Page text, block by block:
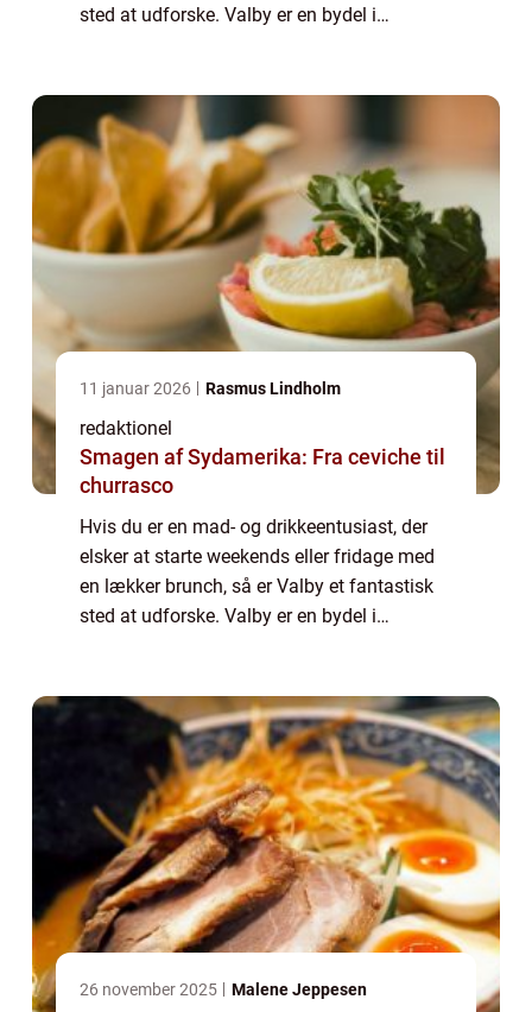
sted at udforske. Valby er en bydel i
11 januar 2026 Rasmus Lindholm
redaktionel
Smagen af Sydamerika: Fra ceviche til
churrasco
Hvis du er en mad- og drikkeentusiast, der
elsker at starte weekends eller fridage med
en lækker brunch, så er Valby et fantastisk
sted at udforske. Valby er en bydel i
26 november 2025 Malene Jeppesen